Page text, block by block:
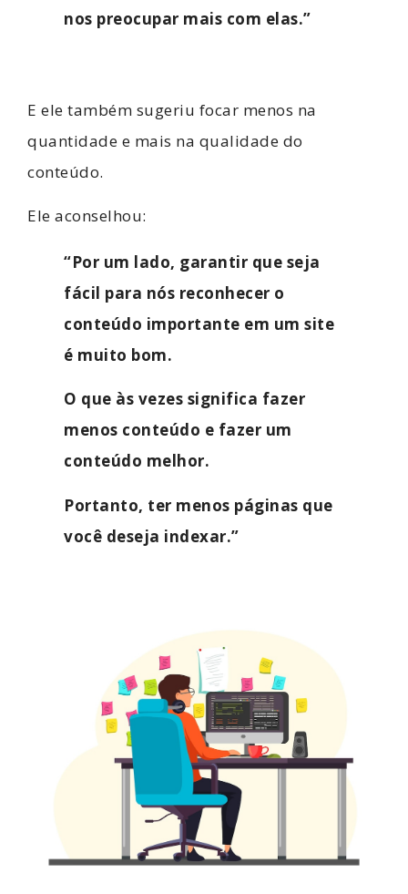
nos preocupar mais com elas.”
E ele também sugeriu focar menos na
quantidade e mais na qualidade do
conteúdo.
Ele aconselhou:
“Por um lado, garantir que seja
fácil para nós reconhecer o
conteúdo importante em um site
é muito bom.
O que às vezes significa fazer
menos conteúdo e fazer um
conteúdo melhor.
Portanto, ter menos páginas que
você deseja indexar.”